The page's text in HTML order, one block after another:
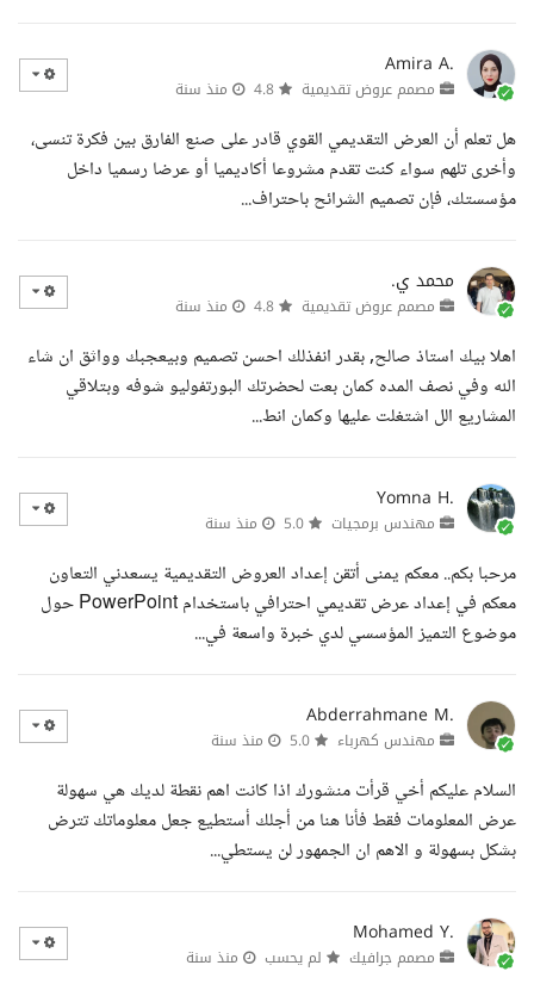
Amira A.
مصمم عروض تقديمية منذ سنة
هل تعلم أن العرض التقديمي القوي قادر على صنع الفارق بين فكرة تنسى،
وأخرى تلهم سواء كنت تقدم مشروعا أكاديميا أو عرضا رسميا داخل
مؤسستك، فإن تصميم الشرائح باحتراف...
محمد ي.
مصمم عروض تقديمية منذ سنة
اهلا بيك استاذ صالح, بقدر انفذلك احسن تصميم وبيعجبك وواثق ان شاء
الله وفي نصف المده كمان بعت لحضرتك البورتفوليو شوفه وبتلاقي
المشاريع الل اشتغلت عليها وكمان انط...
Yomna H.
مهندس برمجيات منذ سنة
مرحبا بكم.. معكم يمنى أتقن إعداد العروض التقديمية يسعدني التعاون
معكم في إعداد عرض تقديمي احترافي باستخدام PowerPoint حول
موضوع التميز المؤسسي لدي خبرة واسعة في...
Abderrahmane M.
مهندس كهرباء منذ سنة
السلام عليكم أخي قرأت منشورك اذا كانت اهم نقطة لديك هي سهولة
عرض المعلومات فقط فأنا هنا من أجلك أستطيع جعل معلوماتك تترض
بشكل بسهولة و الاهم ان الجمهور لن يستطي...
Mohamed Y.
مصمم جرافيك لم يحسب منذ سنة